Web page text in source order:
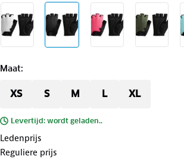
Maat:
XS S M L XL
Levertijd: wordt geladen..
Ledenprijs
Reguliere prijs